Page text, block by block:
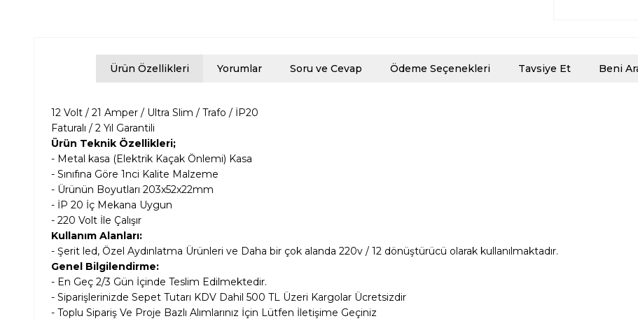
Ürün Özellikleri Yorumlar Soru ve Cevap Ödeme Seçenekleri Tavsiye Et Beni
12 Volt / 21 Amper / Ultra Slim / Trafo / İP20
Faturalı / 2 Yıl Garantili
Ürün Teknik Özellikleri;
- Metal kasa (Elektrik Kaçak Önlemi) Kasa
- Sınıfına Göre 1nci Kalite Malzeme
- Ürünün Boyutları 203x52x22mm
- İP 20 İç Mekana Uygun
- 220 Volt İle Çalışır
Kullanım Alanları:
- Şerit led, Özel Aydınlatma Ürünleri ve Daha bir çok alanda 220v / 12 dönüştürücü olarak kullanılmaktadır.
Genel Bilgilendirme:
- En Geç 2/3 Gün İçinde Teslim Edilmektedir.
- Siparişlerinizde Sepet Tutarı KDV Dahil 500 TL Üzeri Kargolar Ücretsizdir
- Toplu Sipariş Ve Proje Bazlı Alımlarınız İçin Lütfen İletişime Geçiniz